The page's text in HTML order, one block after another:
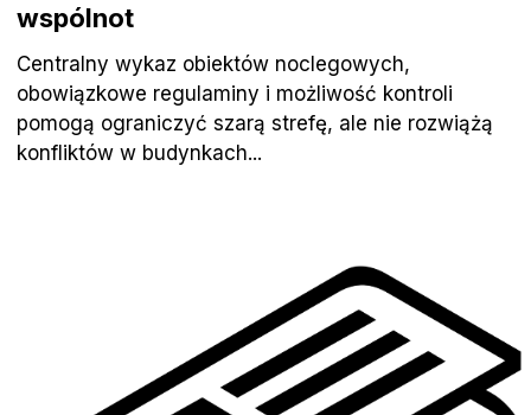
wspólnot
Centralny wykaz obiektów noclegowych,
obowiązkowe regulaminy i możliwość kontroli
pomogą ograniczyć szarą strefę, ale nie rozwiążą
konfliktów w budynkach...